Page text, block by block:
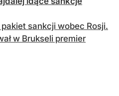
sankcji wobec Rosji.
w Brukseli premier